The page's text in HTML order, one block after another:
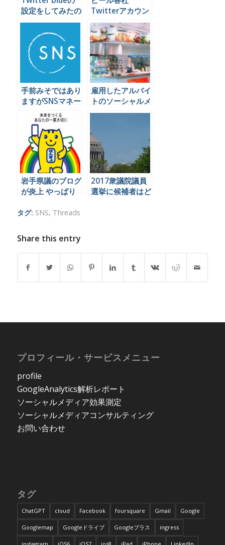
設定をしてみたの
で今わかっている
ことを書いておく
Twitterアカウン
ト比較
手前みそではあり
ますがSNSマネー
ジャー養成講座を
半年やってきて気
付いた予想外のメ
リットを書きます
雇用したアルバイ
トのソーシャルメ
ディア投稿による
できるのか
岩手県議のブログ
が炎上 やっぱり
2017衆議院議員
選挙に候補者はど
タグ: SNS, Threads
Share this entry
プロフィール・サービスメニュー
profile
GoogleAnalytics解析レポート
ソーシャルメディア効果測定
ソーシャルメディアコンサルティング
お問い合わせ
タグ
ChatGPT cloud Facebook foursquare Gmail Google
Googlemap Googleドライブ Googleプラス ingress